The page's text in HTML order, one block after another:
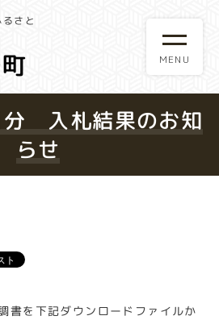
さと
入札結果のお知
らせ
書を下記ダウンロードファイルか